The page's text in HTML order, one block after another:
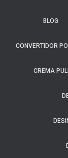
BLOG
CONVERTIDOR
CREMA